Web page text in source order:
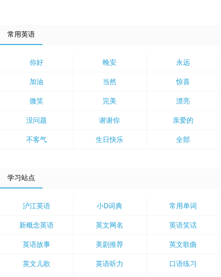
常用英语
你好 晚安 永远
加油 当然 惊喜
微笑 完美 漂亮
没问题 谢谢你 亲爱的
不客气 生日快乐 全部
学习站点
沪江英语 小D词典 常用单词
新概念英语 英文网名 英语笑话
英语故事 美剧推荐 英文歌曲
英文儿歌 英语听力 口语练习